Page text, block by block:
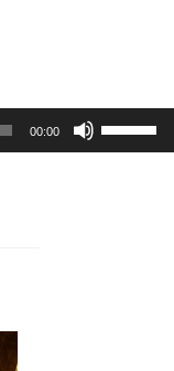
00:00
Utilisez